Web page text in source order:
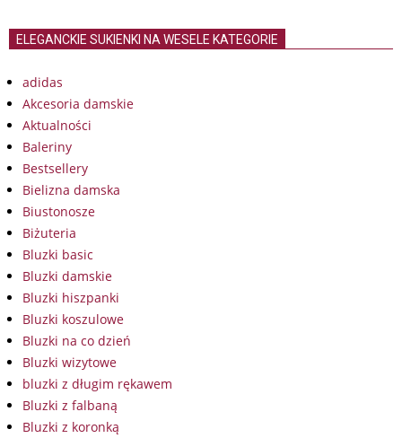
ELEGANCKIE SUKIENKI NA WESELE KATEGORIE
adidas
Akcesoria damskie
Aktualności
Baleriny
Bestsellery
Bielizna damska
Biustonosze
Biżuteria
Bluzki basic
Bluzki damskie
Bluzki hiszpanki
Bluzki koszulowe
Bluzki na co dzień
Bluzki wizytowe
bluzki z długim rękawem
Bluzki z falbaną
Bluzki z koronką